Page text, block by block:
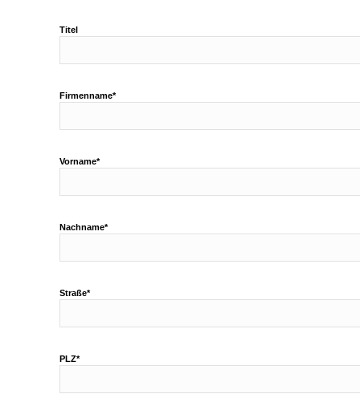
Titel
Firmenname*
Vorname*
Nachname*
Straße*
PLZ*